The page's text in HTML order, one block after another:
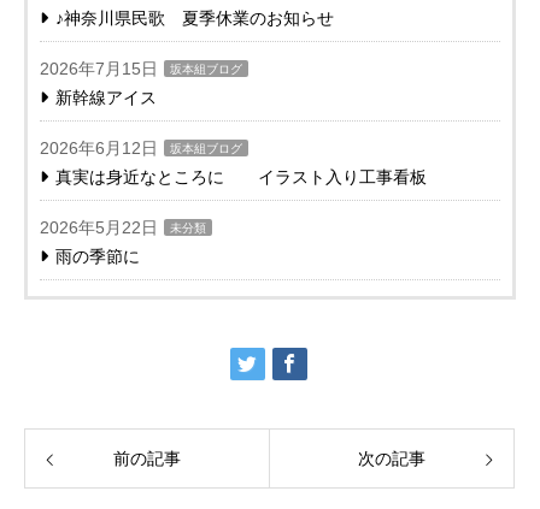
♪神奈川県民歌 夏季休業のお知らせ
2026年7月15日 坂本組ブログ
新幹線アイス
2026年6月12日 坂本組ブログ
真実は身近なところに イラスト入り工事看板
2026年5月22日 未分類
雨の季節に
前の記事 次の記事